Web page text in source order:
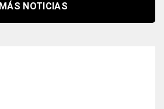
MÁS NOTICIAS